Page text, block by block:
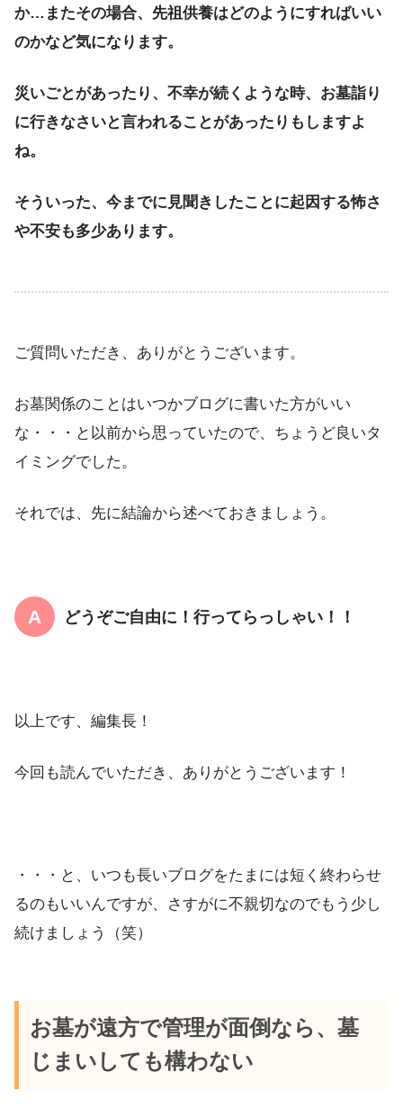
か…またその場合、先祖供養はどのようにすればいい
のかなど気になります。
災いごとがあったり、不幸が続くような時、お墓詣り
に行きなさいと言われることがあったりもしますよ
ね。
そういった、今までに見聞きしたことに起因する怖さ
や不安も多少あります。
ご質問いただき、ありがとうございます。
お墓関係のことはいつかブログに書いた方がいい
な・・・と以前から思っていたので、ちょうど良いタ
イミングでした。
それでは、先に結論から述べておきましょう。
どうぞご自由に！行ってらっしゃい！！
以上です、編集長！
今回も読んでいただき、ありがとうございます！
・・・と、いつも長いブログをたまには短く終わらせ
るのもいいんですが、さすがに不親切なのでもう少し
続けましょう（笑）
お墓が遠方で管理が面倒なら、墓
じまいしても構わない